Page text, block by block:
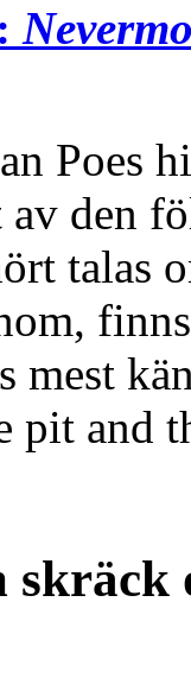
Poes
den
talas
mest
pit
skräck